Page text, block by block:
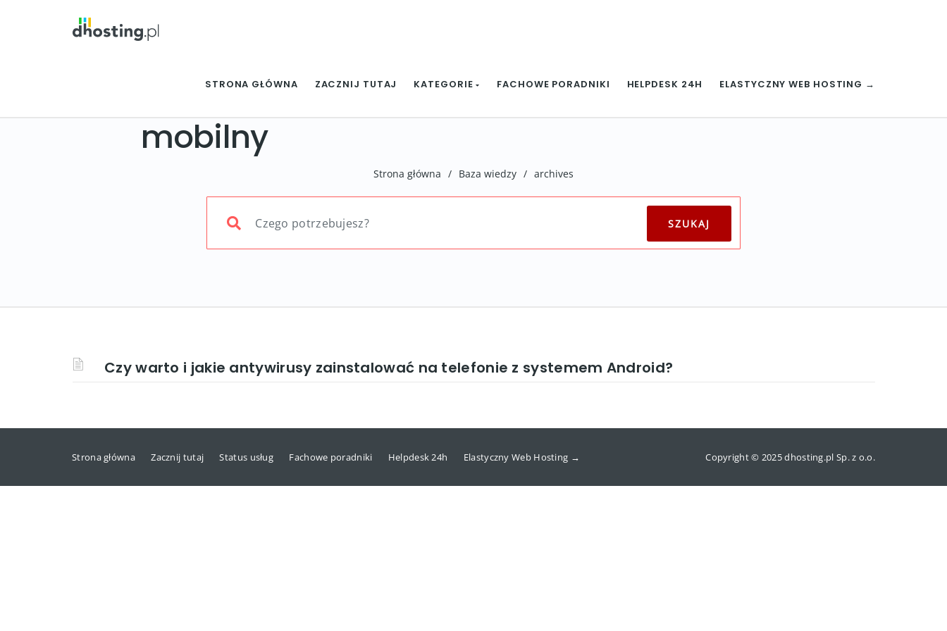
STRONA GŁÓWNA ZACZNIJ TUTAJ KATEGORIE FACHOWE PORADNIKI HELPDESK 24H ELASTYCZNY WEB HOSTING →
mobilny
Strona główna / Baza wiedzy / archives
Czy warto i jakie antywirusy zainstalować na telefonie z systemem Android?
Strona główna Zacznij tutaj Status usług Fachowe poradniki Helpdesk 24h Elastyczny Web Hosting → Copyright © 2025 dhosting.pl Sp. z o.o.